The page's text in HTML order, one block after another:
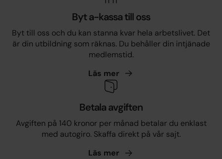
Byt a-kassa till oss
Byt till oss och du kan stanna kvar hela arbetslivet. Det
är din utbildning som räknas. Du behåller din intjänade
medlemstid.
Läs mer
Betala avgiften
Avgiften på 140 kronor per månad betalar du enklast
med autogiro. Skaffa direkt på vår sajt.
Läs mer